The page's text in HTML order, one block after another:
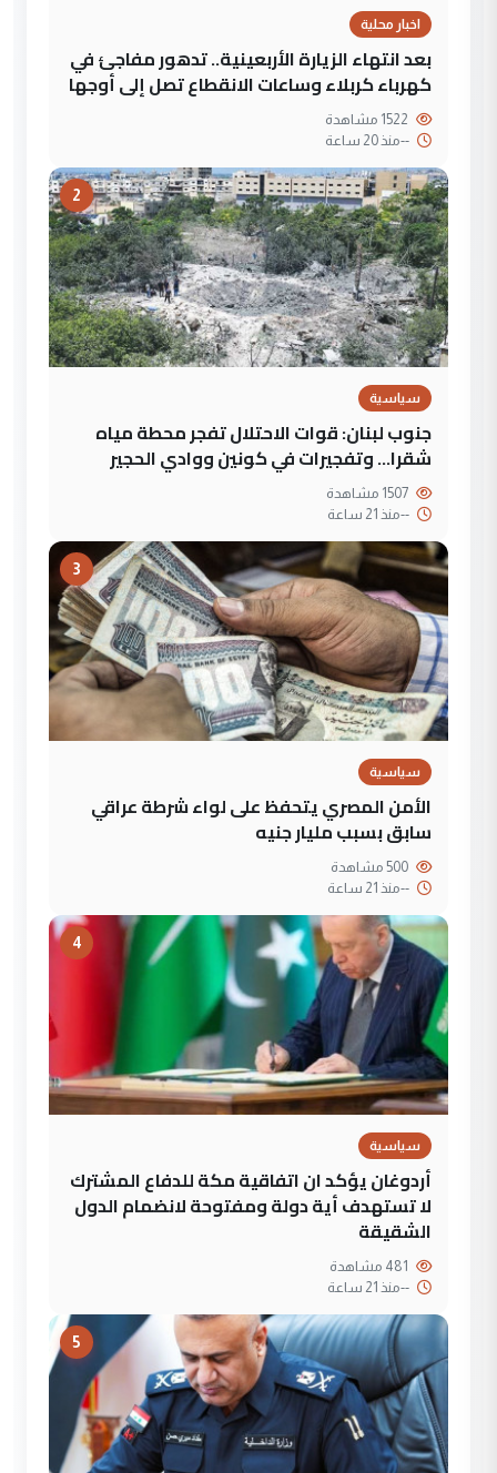
اخبار محلية
بعد انتهاء الزيارة الأربعينية.. تدهور مفاجئ في
كهرباء كربلاء وساعات الانقطاع تصل إلى أوجها
--منذ 20 ساعة
2
سياسية
جنوب لبنان: قوات الاحتلال تفجر محطة مياه
شقرا… وتفجيرات في كونين ووادي الحجير
--منذ 21 ساعة
3
سياسية
الأمن المصري يتحفظ على لواء شرطة عراقي
سابق بسبب مليار جنيه
--منذ 21 ساعة
4
سياسية
أردوغان يؤكد ان اتفاقية مكة للدفاع المشترك
لا تستهدف أية دولة ومفتوحة لانضمام الدول
الشقيقة
--منذ 21 ساعة
5